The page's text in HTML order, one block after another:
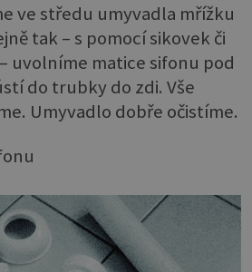
ve středu umyvadla mřížku
tak – s pomocí sikovek či
uvolníme matice sifonu pod
do trubky do zdi. Vše
Umyvadlo dobře očistíme.